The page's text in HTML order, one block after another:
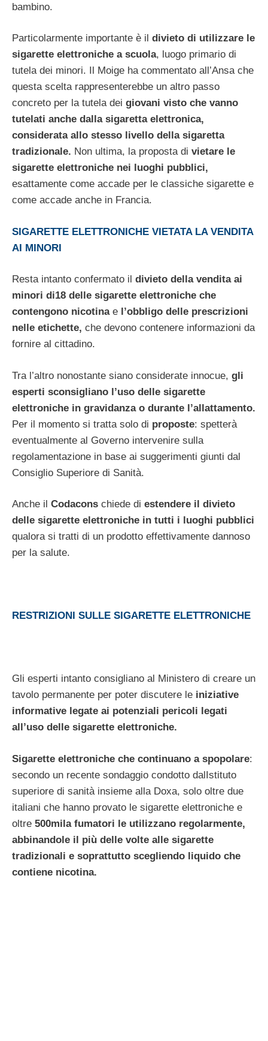
bambino.
Particolarmente importante è il divieto di utilizzare le
sigarette elettroniche a scuola, luogo primario di
tutela dei minori. Il Moige ha commentato all’Ansa che
questa scelta rappresenterebbe un altro passo
concreto per la tutela dei giovani visto che vanno
tutelati anche dalla sigaretta elettronica,
considerata allo stesso livello della sigaretta
tradizionale. Non ultima, la proposta di vietare le
sigarette elettroniche nei luoghi pubblici,
esattamente come accade per le classiche sigarette e
come accade anche in Francia.
SIGARETTE ELETTRONICHE VIETATA LA VENDITA
AI MINORI
Resta intanto confermato il divieto della vendita ai
minori di18 delle sigarette elettroniche che
contengono nicotinae l’obbligo delle prescrizioni
nelle etichette, che devono contenere informazioni da
fornire al cittadino.
Tra l’altro nonostante siano considerate innocue, gli
esperti sconsigliano l’uso delle sigarette
elettroniche in gravidanza o durante l’allattamento.
Per il momento si tratta solo di proposte: spetterà
eventualmente al Governo intervenire sulla
regolamentazione in base ai suggerimenti giunti dal
Consiglio Superiore di Sanità.
Anche il Codacons chiede di estendere il divieto
delle sigarette elettroniche in tutti i luoghi pubblici
qualora si tratti di un prodotto effettivamente dannoso
per la salute.
RESTRIZIONI SULLE SIGARETTE ELETTRONICHE
Gli esperti intanto consigliano al Ministero di creare un
tavolo permanente per poter discutere le iniziative
informative legate ai potenziali pericoli legati
all’uso delle sigarette elettroniche.
Sigarette elettroniche che continuano a spopolare:
secondo un recente sondaggio condotto dalIstituto
superiore di sanità insieme alla Doxa, solo oltre due
italiani che hanno provato le sigarette elettroniche e
oltre 500mila fumatori le utilizzano regolarmente,
abbinandole il più delle volte alle sigarette
tradizionali e soprattutto scegliendo liquido che
contiene nicotina.